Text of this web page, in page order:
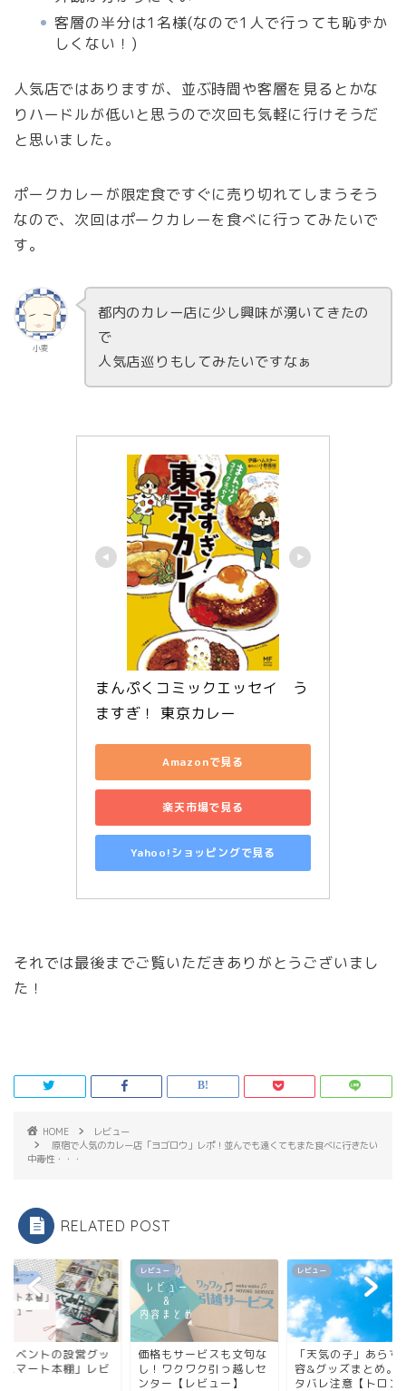
客層の半分は1名様(なので1人で行っても恥ずか
しくない！)
人気店ではありますが、並ぶ時間や客層を見るとかな
りハードルが低いと思うので次回も気軽に行けそうだ
と思いました。
ポークカレーが限定食ですぐに売り切れてしまうそう
なので、次回はポークカレーを食べに行ってみたいで
す。
小麦
都内のカレー店に少し興味が湧いてきたの
で
人気店巡りもしてみたいですなぁ
まんぷくコミックエッセイ　う
ますぎ！ 東京カレー
Amazonで見る
楽天市場で見る
Yahoo!ショッピングで見る
それでは最後までご覧いただきありがとうございまし
た！
HOME
レビュー
原宿で人気のカレー店「ヨゴロウ」レポ！並んでも遠くてもまた食べに行きたい
中毒性・・・
RELATED POST
イベントの設営グッ
スマート本棚」レビ
レビュー
価格もサービスも文句な
し！ワクワク引っ越しセ
ンター【レビュー】
レビュー
「天気の子」あらす
容&グッズまとめ。
タバレ注意【トロン